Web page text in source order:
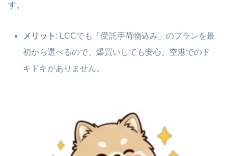
す。
メリット : LCCでも「受託手荷物込み」のプランを最
初から選べるので、爆買いしても安心。空港でのド
キドキがありません。